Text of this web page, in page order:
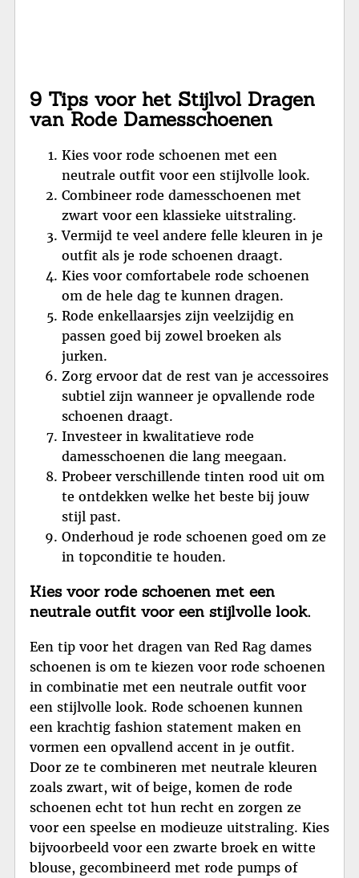
9 Tips voor het Stijlvol Dragen
van Rode Damesschoenen
Kies voor rode schoenen met een
neutrale outfit voor een stijlvolle look.
Combineer rode damesschoenen met
zwart voor een klassieke uitstraling.
Vermijd te veel andere felle kleuren in je
outfit als je rode schoenen draagt.
Kies voor comfortabele rode schoenen
om de hele dag te kunnen dragen.
Rode enkellaarsjes zijn veelzijdig en
passen goed bij zowel broeken als
jurken.
Zorg ervoor dat de rest van je accessoires
subtiel zijn wanneer je opvallende rode
schoenen draagt.
Investeer in kwalitatieve rode
damesschoenen die lang meegaan.
Probeer verschillende tinten rood uit om
te ontdekken welke het beste bij jouw
stijl past.
Onderhoud je rode schoenen goed om ze
in topconditie te houden.
Kies voor rode schoenen met een
neutrale outfit voor een stijlvolle look.
Een tip voor het dragen van Red Rag dames
schoenen is om te kiezen voor rode schoenen
in combinatie met een neutrale outfit voor
een stijlvolle look. Rode schoenen kunnen
een krachtig fashion statement maken en
vormen een opvallend accent in je outfit.
Door ze te combineren met neutrale kleuren
zoals zwart, wit of beige, komen de rode
schoenen echt tot hun recht en zorgen ze
voor een speelse en modieuze uitstraling. Kies
bijvoorbeeld voor een zwarte broek en witte
blouse, gecombineerd met rode pumps of